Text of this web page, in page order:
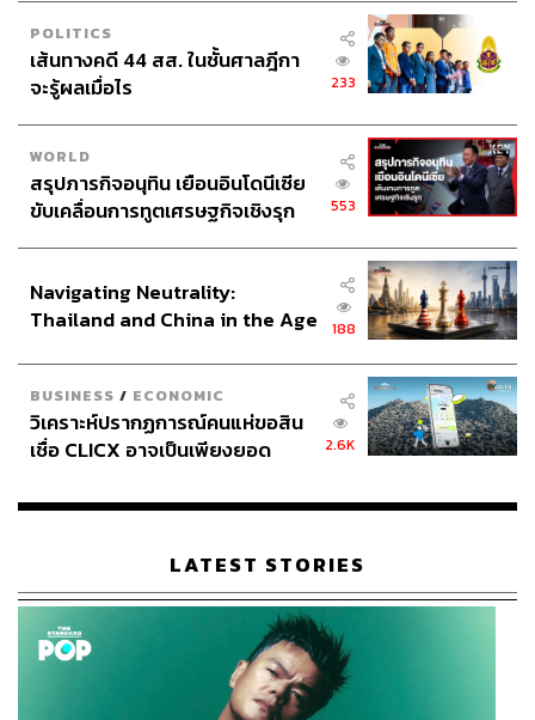
POLITICS
เส้นทางคดี 44 สส. ในชั้นศาลฎีกา
จะรู้ผลเมื่อไร
233
WORLD
สรุปภารกิจอนุทิน เยือนอินโดนีเซีย
ขับเคลื่อนการทูตเศรษฐกิจเชิงรุก
553
Navigating Neutrality:
Thailand and China in the Age
188
BUSINESS / ECONOMIC
วิเคราะห์ปรากฏการณ์คนแห่ขอสิน
เชื่อ CLICX อาจเป็นเพียงยอด
เรือนไทยที่ถูกซุกไว้
2.6K
LATEST STORIES